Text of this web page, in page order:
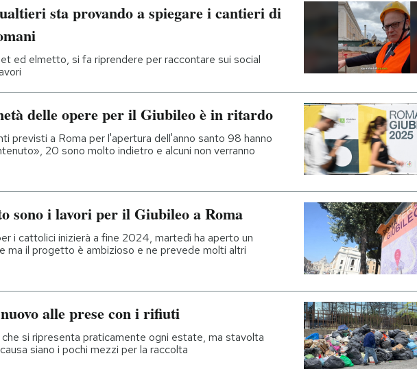
sta provando a spiegare i cantieri di
ed elmetto, si fa riprendere per raccontare sui social
delle opere per il Giubileo è in ritardo
previsti a Roma per l'apertura dell'anno santo 98 hanno
20 sono molto indietro e alcuni non verranno
sono i lavori per il Giubileo a Roma
i cattolici inizierà a fine 2024, martedì ha aperto un
ma il progetto è ambizioso e ne prevede molti altri
alle prese con i rifiuti
che si ripresenta praticamente ogni estate, ma stavolta
siano i pochi mezzi per la raccolta